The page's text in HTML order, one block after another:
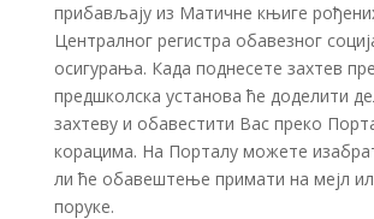
прибављају из Матичне књиге
Централног регистра обавезног
осигурања. Када поднесете захтев
предшколска установа ће доделити
захтеву и обавестити Вас преко
корацима. На Порталу можете
ли ће обавештење примати на мејл
поруке.